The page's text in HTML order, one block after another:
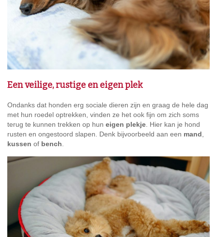
Een veilige, rustige en eigen plek
Ondanks dat honden erg sociale dieren zijn en graag de hele dag
met hun roedel optrekken, vinden ze het ook fijn om zich soms
terug te kunnen trekken op hun eigen plekje . Hier kan je hond
rusten en ongestoord slapen. Denk bijvoorbeeld aan een mand
kussen of bench